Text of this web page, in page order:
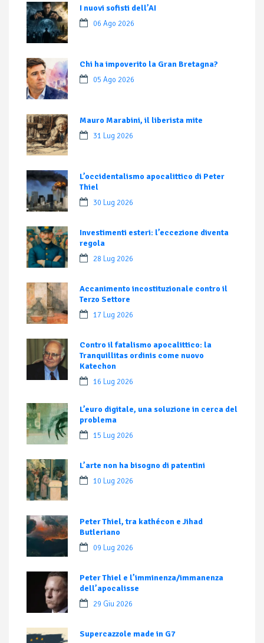
I nuovi sofisti dell’AI
06 Ago 2026
Chi ha impoverito la Gran Bretagna?
05 Ago 2026
Mauro Marabini, il liberista mite
31 Lug 2026
L’occidentalismo apocalittico di Peter
Thiel
30 Lug 2026
Investimenti esteri: l’eccezione diventa
regola
28 Lug 2026
Accanimento incostituzionale contro il
Terzo Settore
17 Lug 2026
Contro il fatalismo apocalittico: la
Tranquillitas ordinis come nuovo
Katechon
16 Lug 2026
L’euro digitale, una soluzione in cerca del
problema
15 Lug 2026
L’arte non ha bisogno di patentini
10 Lug 2026
Peter Thiel, tra kathécon e Jihad
Butleriano
09 Lug 2026
Peter Thiel e l’imminenza/immanenza
dell’apocalisse
29 Giu 2026
Supercazzole made in G7